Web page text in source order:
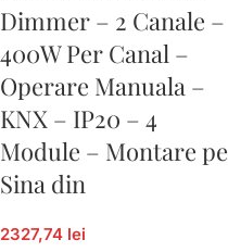
Dimmer – 2 Canale –
400W Per Canal –
Operare Manuala –
KNX – IP20 – 4
Module – Montare pe
Sina din
2327,74 lei